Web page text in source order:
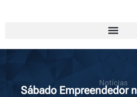
Notícias
Sábado Empreendedor